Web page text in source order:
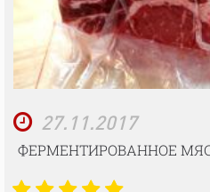
27.11.2017
ФЕРМЕНТИРОВАННОЕ